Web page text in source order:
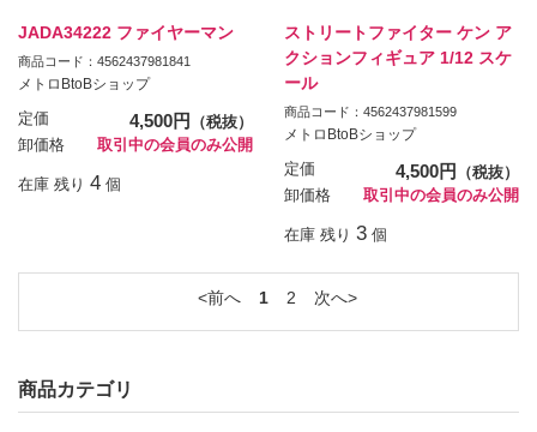
JADA34222 ファイヤーマン
商品コード：4562437981841
メトロBtoBショップ
定価 4,500円
（税抜）
卸価格
取引中の会員のみ公開
在庫 残り 4 個
ストリートファイター ケン ア
クションフィギュア 1/12 スケ
ール
商品コード：4562437981599
メトロBtoBショップ
定価 4,500円
（税抜）
卸価格
取引中の会員のみ公開
在庫 残り 3 個
前へ 1 2 次へ
商品カテゴリ